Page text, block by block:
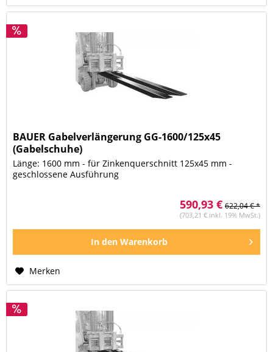
BAUER Gabelverlängerung GG-1600/125x45
(Gabelschuhe)
Länge: 1600 mm - für Zinkenquerschnitt 125x45 mm -
geschlossene Ausführung
590,93 € 622,04 € *
(703,21 € inkl. 19% MwSt.)
In den Warenkorb
Merken